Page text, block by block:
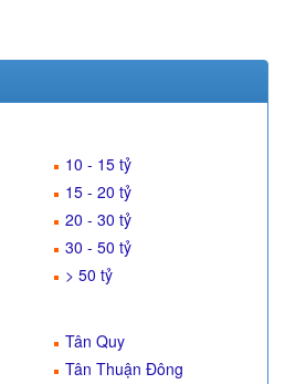
10 - 15 tỷ
15 - 20 tỷ
20 - 30 tỷ
30 - 50 tỷ
> 50 tỷ
Tân Quy
Tân Thuận Đông